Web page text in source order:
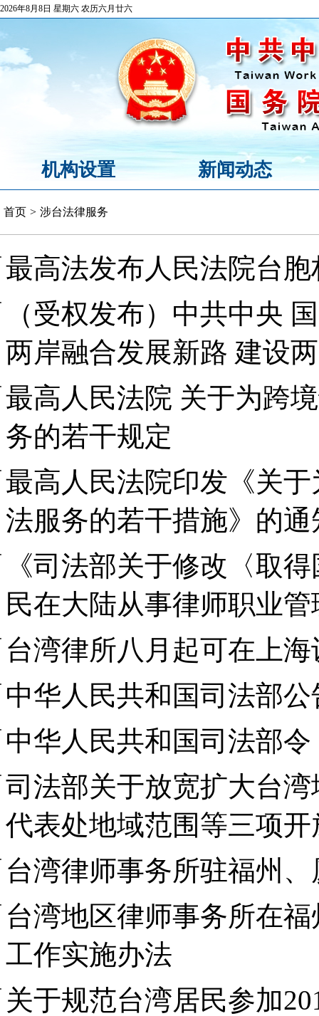
2026年8月8日 星期六 农历六月廿六
机构设置 新闻动态
首页 > 涉台法律服务
最高法发布人民法院台
（受权发布）中共中央
两岸融合发展新路 建设
最高人民法院 关于为跨
务的若干规定
最高人民法院印发《关
法服务的若干措施》的通
《司法部关于修改〈取
民在大陆从事律师职业
台湾律所八月起可在上
中华人民共和国司法部公
中华人民共和国司法部令
司法部关于放宽扩大台
代表处地域范围等三项
台湾律师事务所驻福州
台湾地区律师事务所在
工作实施办法
关于规范台湾居民参加